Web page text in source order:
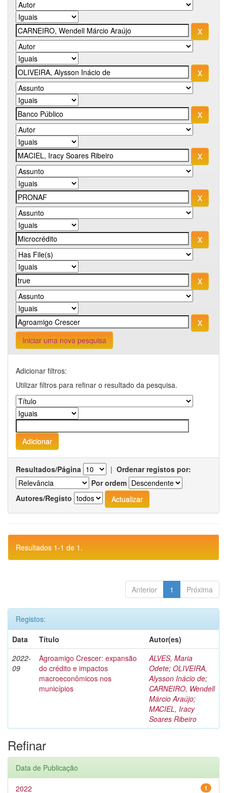
Iniciar uma nova pesquisa
Adicionar filtros:
Utilizar filtros para refinar o resultado da pesquisa.
Resultados/Página | Ordenar registos por:
Por ordem
Autores/Registo
Resultados 1-1 de 1.
Anterior 1 Próxima
Registos:
Data
Título
Autor(es)
2022-
09
Agroamigo Crescer: expansão
do crédito e impactos
macroeconômicos nos
municípios
ALVES, Maria
Odete; OLIVEIRA,
Alysson Inácio de;
CARNEIRO, Wendell
Márcio Araújo;
MACIEL, Iracy
Soares Ribeiro
Refinar
Data de Publicação
1
2022